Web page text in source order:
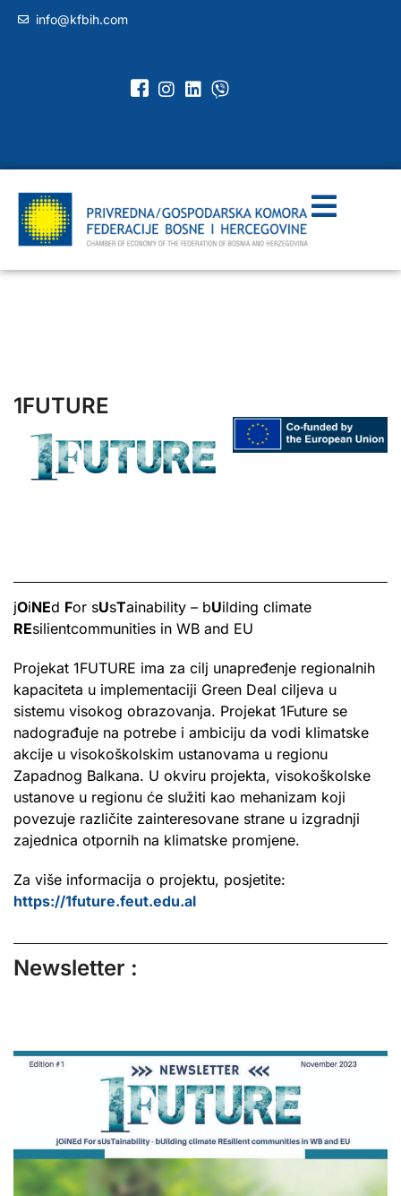
info@kfbih.com
1FUTURE
jOiNEd For sUsTainability – bUilding climate
REsilientcommunities in WB and EU
Projekat 1FUTURE ima za cilj unapređenje regionalnih
kapaciteta u implementaciji Green Deal ciljeva u
sistemu visokog obrazovanja. Projekat 1Future se
nadograđuje na potrebe i ambiciju da vodi klimatske
akcije u visokoškolskim ustanovama u regionu
Zapadnog Balkana. U okviru projekta, visokoškolske
ustanove u regionu će služiti kao mehanizam koji
povezuje različite zainteresovane strane u izgradnji
zajednica otpornih na klimatske promjene.
Za više informacija o projektu, posjetite:
https://1future.feut.edu.al
Newsletter :